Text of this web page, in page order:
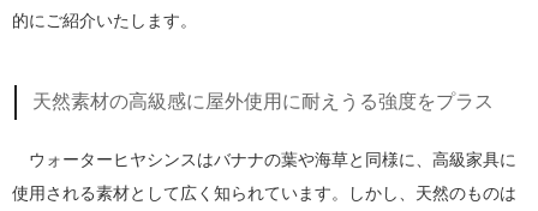
的にご紹介いたします。
天然素材の高級感に屋外使用に耐えうる強度をプラス
ウォーターヒヤシンスはバナナの葉や海草と同様に、高級家具に
使用される素材として広く知られています。しかし、天然のものは